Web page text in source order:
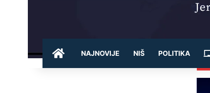
POČETNA
NAJNOVIJE NIŠ POLITIKA